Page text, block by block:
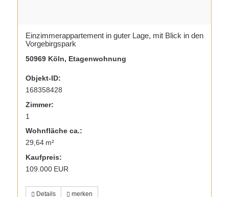
Einzimmerappartement in guter Lage, mit Blick in den
Vorgebirgspark
50969 Köln, Etagenwohnung
Objekt-ID:
168358428
Zimmer:
1
Wohnfläche ca.:
29,64 m²
Kaufpreis:
109.000 EUR
Details merken